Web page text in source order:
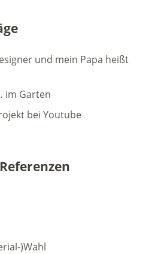
und mein Papa heißt
im Garten
bei Youtube
)Wahl